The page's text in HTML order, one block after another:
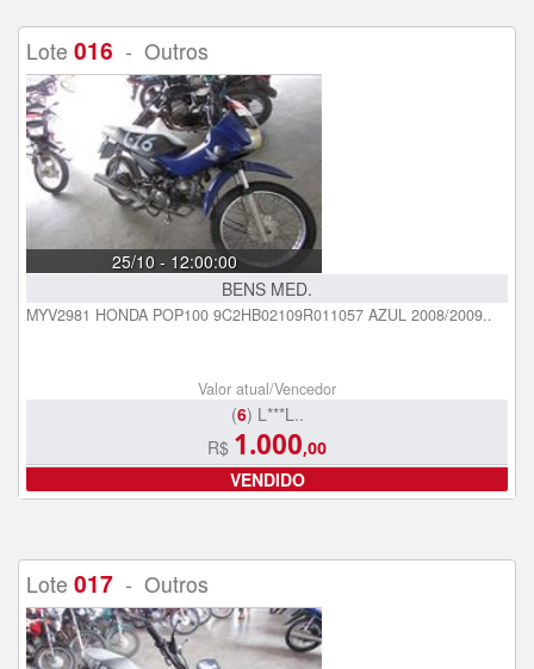
Lote 016 - Outros
25/10 - 12:00:00
BENS MED.
MYV2981 HONDA POP100 9C2HB02109R011057 AZUL 2008/2009..
Valor atual/Vencedor
(6) L***L..
R$ 1.000,00
VENDIDO
Lote 017 - Outros